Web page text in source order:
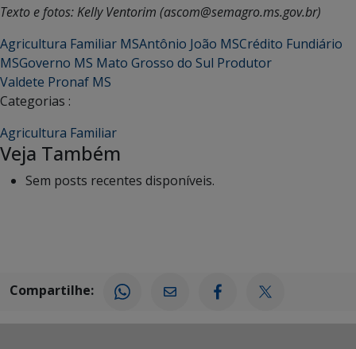
Texto e fotos: Kelly Ventorim (ascom@semagro.ms.gov.br)
Agricultura Familiar MSAntônio João MSCrédito Fundiário
MSGoverno MS Mato Grosso do Sul Produtor
Valdete Pronaf MS
Categorias :
Agricultura Familiar
Veja Também
Sem posts recentes disponíveis.
Compartilhe: